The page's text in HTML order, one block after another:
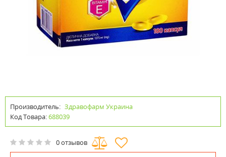
Производитель: Здравофарм Украина
Код Товара:688039
0 отзывов